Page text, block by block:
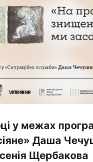
у межах
Даша
Щербакова